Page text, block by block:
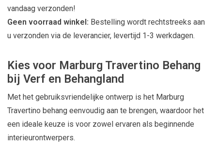
vandaag verzonden!
Geen voorraad winkel: Bestelling wordt rechtstreeks aan
u verzonden via de leverancier, levertijd 1-3 werkdagen.
Kies voor Marburg Travertino Behang
bij Verf en Behangland
Met het gebruiksvriendelijke ontwerp is het Marburg
Travertino behang eenvoudig aan te brengen, waardoor het
een ideale keuze is voor zowel ervaren als beginnende
interieurontwerpers.